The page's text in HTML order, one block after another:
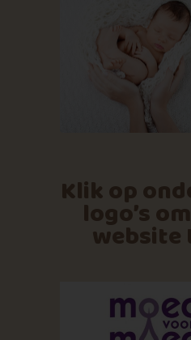
Klik op
logo’s
website